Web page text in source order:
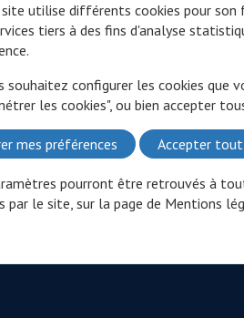
utilise différents cookies pour son
tiers à des fins d'analyse
souhaitez configurer les cookies que
les cookies", ou bien accepter
mes préférences Accepter tout
pourront être retrouvés à
par le site, sur la page de Mentions